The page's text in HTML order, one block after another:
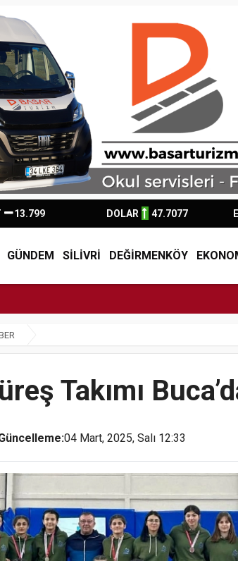
13.799 DOLAR 47.7077
GÜNDEM SİLİVRİ DEĞİRMENKÖY
Takımı
04 Mart, 2025, Salı 12:33